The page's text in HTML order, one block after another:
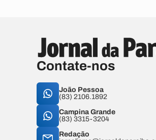
Contate-nos
João Pessoa
(83) 2106.1892
Campina Grande
(83) 3315-3204
Redação